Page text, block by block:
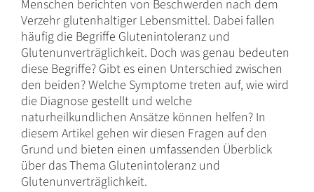
Menschen berichten von Beschwerden nach dem
Verzehr glutenhaltiger Lebensmittel. Dabei fallen
häufig die Begriffe Glutenintoleranz und
Glutenunverträglichkeit. Doch was genau bedeuten
diese Begriffe? Gibt es einen Unterschied zwischen
den beiden? Welche Symptome treten auf, wie wird
die Diagnose gestellt und welche
naturheilkundlichen Ansätze können helfen? In
diesem Artikel gehen wir diesen Fragen auf den
Grund und bieten einen umfassenden Überblick
über das Thema Glutenintoleranz und
Glutenunverträglichkeit.